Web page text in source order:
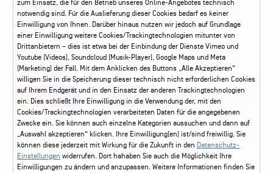
Kontakt Leichte Sprache
FAQ / Hilfe
Ticketshop Hamburg
Gutscheine
Callback-Service
Ticketservice 040 - 413 22 60
Social Media
Instagram Facebook
zum Einsatz, die für den Betrieb unseres Online-Angebotes technisch
notwendig sind. Für die Auslieferung dieser Cookies bedarf es keiner
Einwilligung von Ihnen. Darüber hinaus nutzen wir jedoch auf Grundlage
einer Einwilligung weitere Cookies/Trackingtechnologien mitunter von
Drittanbietern – dies ist etwa bei der Einbindung der Dienste Vimeo und
Youtube (Videos), Soundcloud (Musik-Player), Google Maps und Meta
(Marketing) der Fall. Mit dem Anklicken des Buttons „Alle Akzeptieren“
willigen Sie in die Speicherung dieser technisch nicht erforderlichen Cookies
auf Ihrem Endgerät und in den Einsatz der anderen Trackingtechnologien
ein. Dies schließt Ihre Einwilligung in die Verwendung der, mit den
Cookies/Trackingtechnologien verarbeiteten Daten für die angegebenen
Zwecke ein. Sie können auch einzelne Kategorien aussuchen und dann auf
„Auswahl akzeptieren“ klicken. Ihre Einwilligung(en) ist/sind freiwillig. Sie
können diese jederzeit mit Wirkung für die Zukunft in den Datenschutz-
Einstellungen widerrufen. Dort hahaben Sie auch die Möglichkeit Ihre
Einwilligungen zu ändern und anzupassen. Weitere Informationen finden Sie